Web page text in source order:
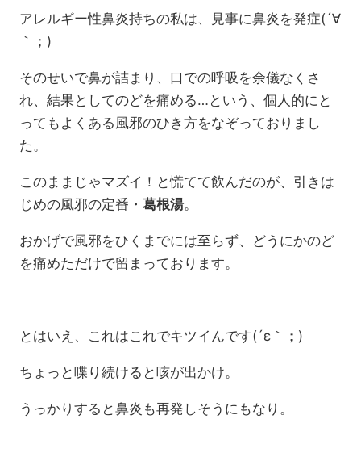
アレルギー性鼻炎持ちの私は、見事に鼻炎を発症(´∀
｀；)
そのせいで鼻が詰まり、口での呼吸を余儀なくさ
れ、結果としてのどを痛める…という、個人的にと
ってもよくある風邪のひき方をなぞっておりまし
た。
このままじゃマズイ！と慌てて飲んだのが、引きは
じめの風邪の定番・葛根湯。
おかげで風邪をひくまでには至らず、どうにかのど
を痛めただけで留まっております。
とはいえ、これはこれでキツイんです(´ε｀；)
ちょっと喋り続けると咳が出かけ。
うっかりすると鼻炎も再発しそうにもなり。